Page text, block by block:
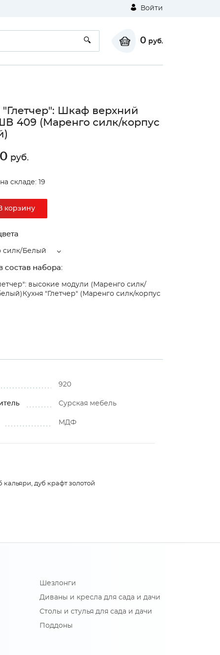
Войти
0 руб.
"Глетчер": Шкаф верхний
409 (Маренго силк/корпус
руб.
складе: 19
корзину
силк/Белый
состав набора:
высокие модули (Маренго силк/
Кухня "Глетчер" (Маренго силк/корпус
920
Сурская мебель
МДФ
дуб крафт золотой
Шезлонги
Диваны и кресла для сада и дачи
Столы и стулья для сада и дачи
Поддоны